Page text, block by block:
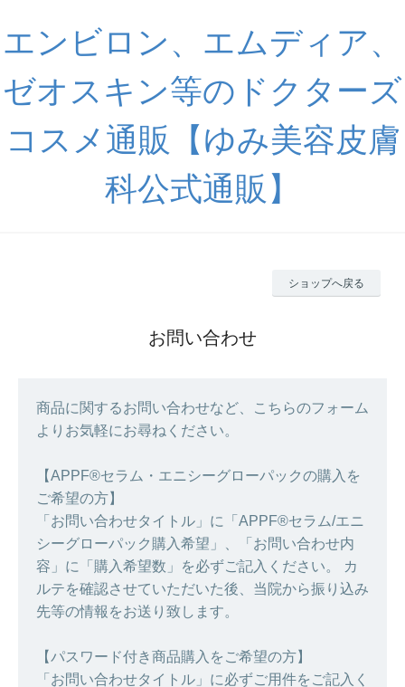
エンビロン、エムディア、
ゼオスキン等のドクターズ
コスメ通販【ゆみ美容皮膚
科公式通販】
ショップへ戻る
お問い合わせ
商品に関するお問い合わせなど、こちらのフォーム
よりお気軽にお尋ねください。
【APPF®セラム・エニシーグローパックの購入を
ご希望の方】
「お問い合わせタイトル」に「APPF®セラム/エニ
シーグローパック購入希望」、「お問い合わせ内
容」に「購入希望数」を必ずご記入ください。 カ
ルテを確認させていただいた後、当院から振り込み
先等の情報をお送り致します。
【パスワード付き商品購入をご希望の方】
「お問い合わせタイトル」に必ずご用件をご記入く